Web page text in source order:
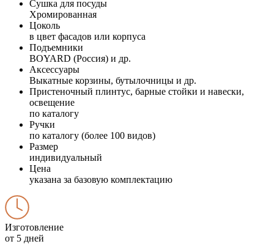
Сушка для посуды
Хромированная
Цоколь
в цвет фасадов или корпуса
Подъемники
BOYARD (Россия) и др.
Аксессуары
Выкатные корзины, бутылочницы и др.
Пристеночный плинтус, барные стойки и навески,
освещение
по каталогу
Ручки
по каталогу (более 100 видов)
Размер
индивидуальный
Цена
указана за базовую комплектацию
Изготовление
от 5 дней